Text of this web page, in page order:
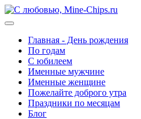
Главная - День рождения
По годам
С юбилеем
Именные мужчине
Именные женщине
Пожелайте доброго утра
Праздники по месяцам
Блог